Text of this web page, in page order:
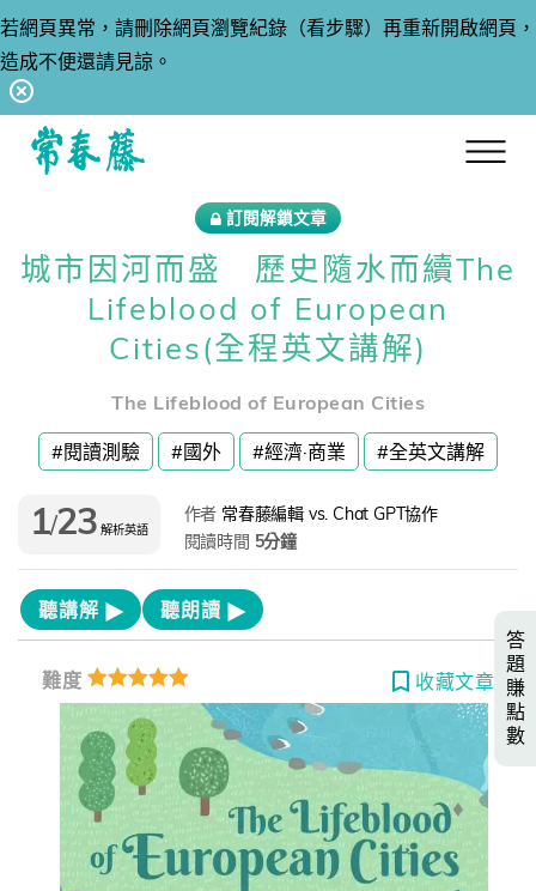
若網頁異常，請刪除網頁瀏覽紀錄（看步驟）再重新開啟網頁，
造成不便還請見諒。
訂閱解鎖文章
城市因河而盛 歷史隨水而續The
Lifeblood of European
Cities(全程英文講解)
The Lifeblood of European Cities
#閱讀測驗 #國外 #經濟·商業 #全英文講解
1/23 解析英語
作者 常春藤編輯 vs. Chat GPT協作
閱讀時間 5分鐘
聽講解 聽朗讀
難度 收藏文章
答
題
賺
點
數